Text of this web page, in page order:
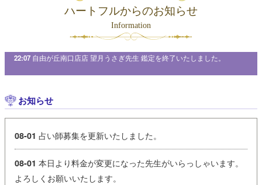
ハートフルからのお知らせ
Information
22:05浅草店店 七々華先生 鑑定を終了い
口店店 望月うさぎ先生 鑑定を終了いたしました。
お知らせ
08-01 占い師募集を更新いたしました。
08-01 本日より料金が変更になった先生がいらっしゃいます。
よろしくお願いいたします。